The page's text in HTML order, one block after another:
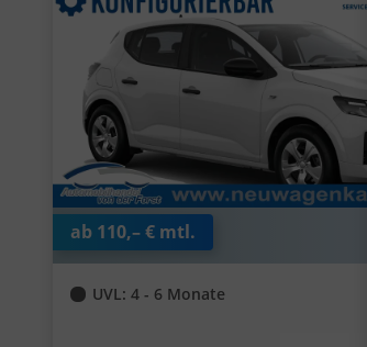
UVL: 4 - 6 Monate
ab 110,– € mtl.